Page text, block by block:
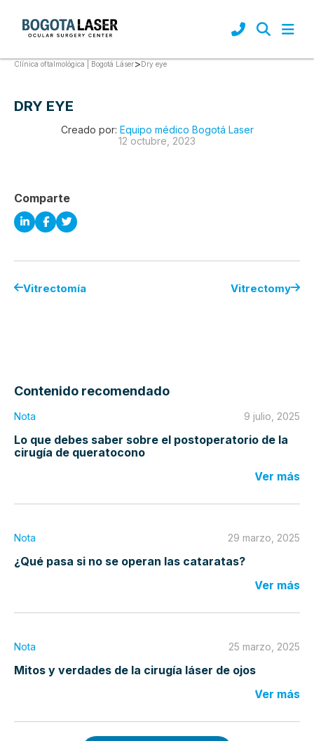
Clínica oftalmológica | Bogotá Láser>Dry eye
DRY EYE
Creado por: Equipo médico Bogotá Laser
12 octubre, 2023
Comparte
Vitrectomía Vitrectomy
Contenido recomendado
Nota 9 julio, 2025
Lo que debes saber sobre el postoperatorio de la
cirugía de queratocono
Ver más
Nota 29 marzo, 2025
¿Qué pasa si no se operan las cataratas?
Ver más
Nota 25 marzo, 2025
Mitos y verdades de la cirugía láser de ojos
Ver más